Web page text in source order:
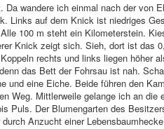
wandere ich einmal nach der von
Links auf dem Knick ist niedriges
100 m steht ein Kilometerstein.
Knick zeigt sich. Sieh, dort ist das
rechts und links liegen höher
das Bett der Fohrsau ist nah.
und eine Eiche. Beide führen den
Weg. Mittlerweile gelange ich an
Puls. Der Blumengarten des
Anzucht einer